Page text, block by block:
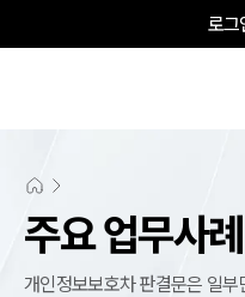
로그
주요 업무사례
개인정보보호차 판결문은 일부